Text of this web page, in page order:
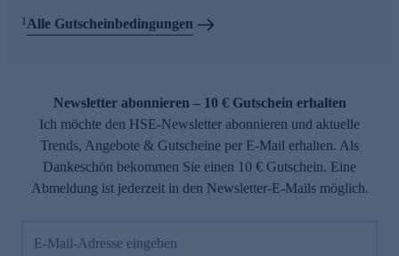
1 Alle Gutscheinbedingungen
Newsletter abonnieren – 10 € Gutschein erhalten
Ich möchte den HSE-Newsletter abonnieren und aktuelle
Trends, Angebote & Gutscheine per E-Mail erhalten. Als
Dankeschön bekommen Sie einen 10 € Gutschein. Eine
Abmeldung ist jederzeit in den Newsletter-E-Mails möglich.
E-Mail-Adresse eingeben